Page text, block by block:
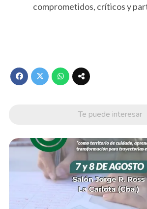
comprometidos, críticos y
Te puede interesar